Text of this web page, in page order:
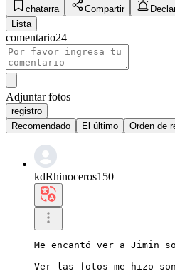
chatarra
Compartir
Lista
comentario24
Adjuntar fotos
registro
Recomendado
El último Orden de
kdRhinoceros150
Me encantó ver a Jimin
Ver las fotos me hizo